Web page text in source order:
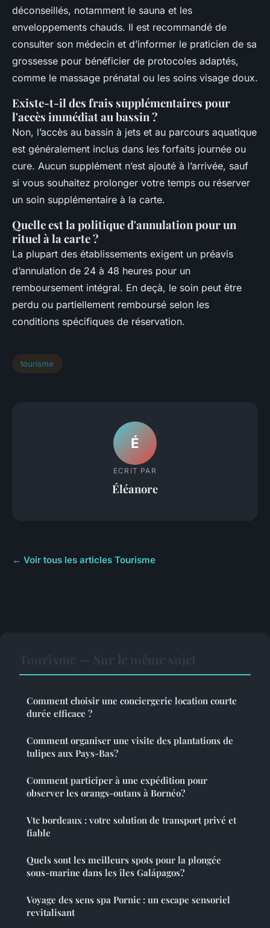
déconseillés, notamment le sauna et les
enveloppements chauds. Il est recommandé de
consulter son médecin et d’informer le praticien de sa
grossesse pour bénéficier de protocoles adaptés,
comme le massage prénatal ou les soins visage doux.
Existe-t-il des frais supplémentaires pour
l'accès immédiat au bassin ?
Non, l’accès au bassin à jets et au parcours aquatique
est généralement inclus dans les forfaits journée ou
cure. Aucun supplément n’est ajouté à l’arrivée, sauf
si vous souhaitez prolonger votre temps ou réserver
un soin supplémentaire à la carte.
Quelle est la politique d'annulation pour un
rituel à la carte ?
La plupart des établissements exigent un préavis
d’annulation de 24 à 48 heures pour un
remboursement intégral. En deçà, le soin peut être
perdu ou partiellement remboursé selon les
conditions spécifiques de réservation.
tourisme
É
ECRIT PAR
Éléanore
← Voir tous les articles Tourisme
Comment choisir une conciergerie location courte
durée efficace ?
Comment organiser une visite des plantations de
tulipes aux Pays-Bas?
Comment participer à une expédition pour
observer les orangs-outans à Bornéo?
Vtc bordeaux : votre solution de transport privé et
fiable
Quels sont les meilleurs spots pour la plongée
sous-marine dans les îles Galápagos?
Voyage des sens spa Pornic : un escape sensoriel
revitalisant